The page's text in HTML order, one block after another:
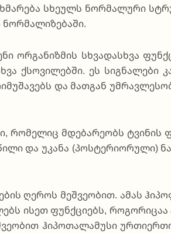
სხე­ულს ნო­რმა­ლუ­რი
ორგა­ნიზ­მის სხვა­დას­ხვა
ქსო­ვი­ლებ­ში. ეს სი­გნა­ლე­ბი
და მათ­გან
რო­მე­ლიც მდე­ბა­რე­ობს ტვი­ნის
და უკა­ნა (პოს­ტე­რი­ო­რუ­ლი)
ღე­როს მეშ­ვე­ო­ბით. ამას
ისეთ ფუნ­ქცი­ებს,
ჰი­პო­თა­ლა­მუ­სი